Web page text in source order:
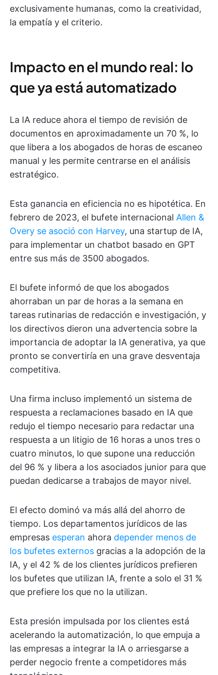
exclusivamente humanas, como la creatividad,
la empatía y el criterio.
Impacto en el mundo real: lo
que ya está automatizado
La IA reduce ahora el tiempo de revisión de
documentos en aproximadamente un 70 %, lo
que libera a los abogados de horas de escaneo
manual y les permite centrarse en el análisis
estratégico.
Esta ganancia en eficiencia no es hipotética. En
febrero de 2023, el bufete internacional Allen &
Overy se asoció con Harvey, una startup de IA,
para implementar un chatbot basado en GPT
entre sus más de 3500 abogados.
El bufete informó de que los abogados
ahorraban un par de horas a la semana en
tareas rutinarias de redacción e investigación, y
los directivos dieron una advertencia sobre la
importancia de adoptar la IA generativa, ya que
pronto se convertiría en una grave desventaja
competitiva.
Una firma incluso implementó un sistema de
respuesta a reclamaciones basado en IA que
redujo el tiempo necesario para redactar una
respuesta a un litigio de 16 horas a unos tres o
cuatro minutos, lo que supone una reducción
del 96 % y libera a los asociados junior para que
puedan dedicarse a trabajos de mayor nivel.
El efecto dominó va más allá del ahorro de
tiempo. Los departamentos jurídicos de las
empresas esperan ahora depender menos de
los bufetes externos gracias a la adopción de la
IA, y el 42 % de los clientes jurídicos prefieren
los bufetes que utilizan IA, frente a solo el 31 %
que prefiere los que no la utilizan.
Esta presión impulsada por los clientes está
acelerando la automatización, lo que empuja a
las empresas a integrar la IA o arriesgarse a
perder negocio frente a competidores más